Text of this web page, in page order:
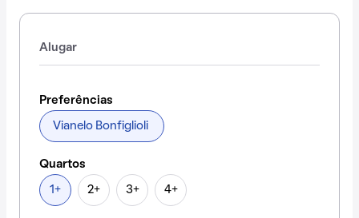
Alugar
Preferências
Vianelo Bonfiglioli
Quartos
1+ 2+ 3+ 4+